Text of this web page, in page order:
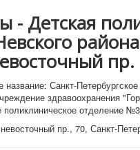
консультации
по направлениям
учреждениях
- Детская
пр.
Санкт-Петербургское
здравоохранения
отделение
пр., 70, Санкт-